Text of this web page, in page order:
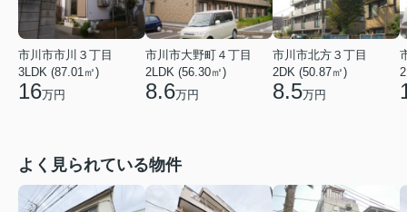
市川市市川３丁目
3LDK (87.01㎡)
16万円
市川市大野町４丁目
2LDK (56.30㎡)
8.6万円
市川市北方３丁目
2DK (50.87㎡)
8.5万円
よく見られている物件